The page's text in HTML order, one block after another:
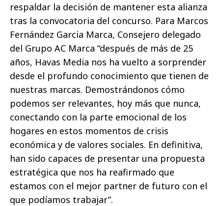
respaldar la decisión de mantener esta alianza
tras la convocatoria del concurso. Para Marcos
Fernández Garcia Marca, Consejero delegado
del Grupo AC Marca “después de más de 25
años, Havas Media nos ha vuelto a sorprender
desde el profundo conocimiento que tienen de
nuestras marcas. Demostrándonos cómo
podemos ser relevantes, hoy más que nunca,
conectando con la parte emocional de los
hogares en estos momentos de crisis
económica y de valores sociales. En definitiva,
han sido capaces de presentar una propuesta
estratégica que nos ha reafirmado que
estamos con el mejor partner de futuro con el
que podíamos trabajar”.